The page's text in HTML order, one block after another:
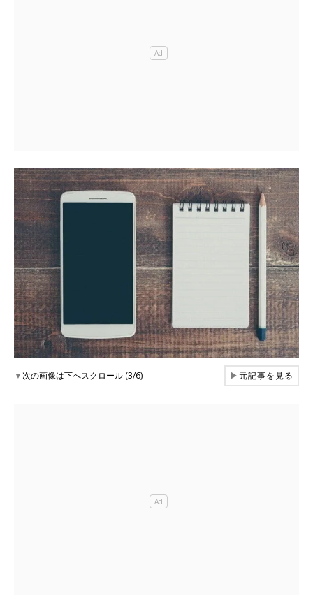
▼次の画像は下へスクロール (3/6) ▶元記事を見る